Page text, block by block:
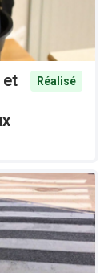
et
Réalisé